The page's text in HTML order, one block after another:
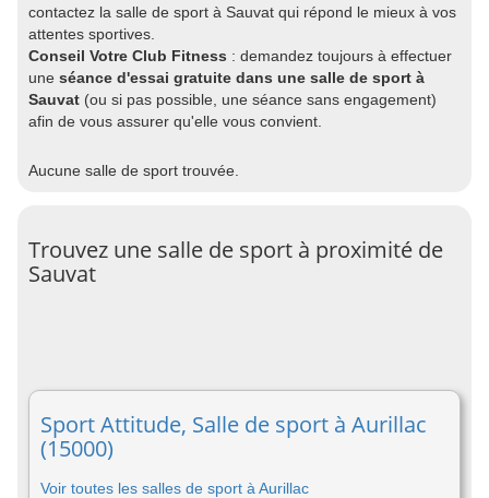
contactez la salle de sport à Sauvat qui répond le mieux à vos
attentes sportives.
Conseil Votre Club Fitness : demandez toujours à effectuer
une séance d'essai gratuite dans une salle de sport à
Sauvat (ou si pas possible, une séance sans engagement)
afin de vous assurer qu'elle vous convient.
Aucune salle de sport trouvée.
Trouvez une salle de sport à proximité de
Sauvat
Sport Attitude, Salle de sport à Aurillac
(15000)
Voir toutes les salles de sport à Aurillac